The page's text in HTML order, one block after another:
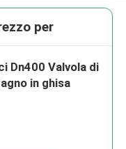
per
Dn400 Valvola di
in ghisa